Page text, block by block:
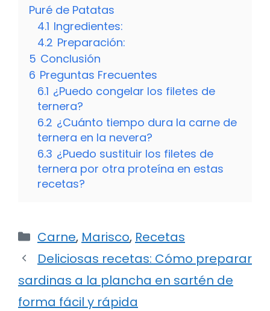
Puré de Patatas
4.1 Ingredientes:
4.2 Preparación:
5 Conclusión
6 Preguntas Frecuentes
6.1 ¿Puedo congelar los filetes de
ternera?
6.2 ¿Cuánto tiempo dura la carne de
ternera en la nevera?
6.3 ¿Puedo sustituir los filetes de
ternera por otra proteína en estas
recetas?
Categorías
Carne, Marisco, Recetas
Deliciosas recetas: Cómo preparar
sardinas a la plancha en sartén de
forma fácil y rápida